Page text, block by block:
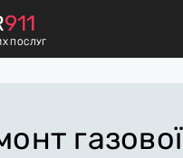
911
ПОСЛУГ